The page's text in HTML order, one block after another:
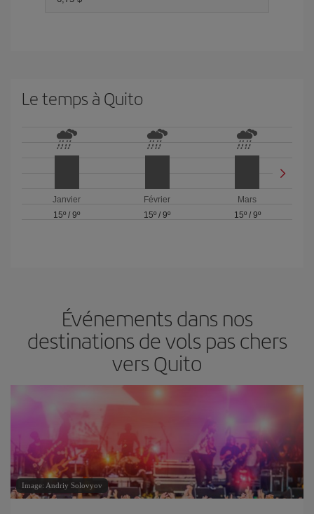
Le temps à Quito
Janvier
15º /9º
Février
15º / 9º
Mars
15º/ 9º
Événements dans nos
destinations de vols pas chers
vers Quito
Image: Andriy Solovyov